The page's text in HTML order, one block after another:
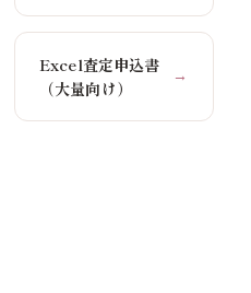
Excel査定申込書
（大量向け）
→